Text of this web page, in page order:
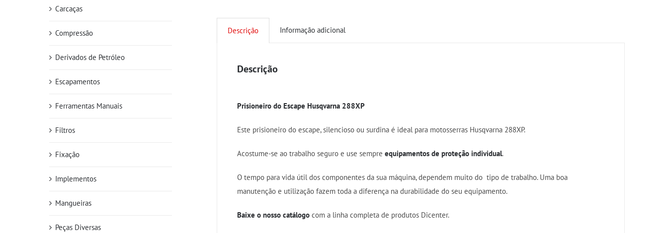
Descrição Informação adicional
Descrição
Prisioneiro do Escape Husqvarna 288XP
Este prisioneiro do escape, silencioso ou surdina é ideal para motosserras Husqvarna 288XP.
Acostume-se ao trabalho seguro e use sempreequipamentos de proteção individual.
O tempo para vida útil dos componentes da sua máquina, dependem muito do tipo de trabalho. Uma boa
manutenção e utilização fazem toda a diferença na durabilidade do seu equipamento.
Baixe o nosso catálogo com a linha completa de produtos Dicenter.
Carcaças
Compressão
Derivados de Petróleo
Escapamentos
Ferramentas Manuais
Filtros
Fixação
Implementos
Mangueiras
Peças Diversas